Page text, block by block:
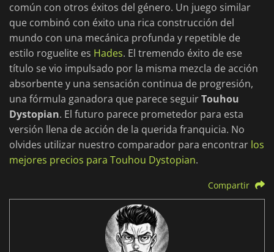
común con otros éxitos del género. Un juego similar
que combinó con éxito una rica construcción del
mundo con una mecánica profunda y repetible de
estilo roguelite es Hades. El tremendo éxito de ese
título se vio impulsado por la misma mezcla de acción
absorbente y una sensación continua de progresión,
una fórmula ganadora que parece seguirTouhou
Dystopian. El futuro parece prometedor para esta
versión llena de acción de la querida franquicia. No
olvides utilizar nuestro comparador para encontrar los
mejores precios para Touhou Dystopian.
Compartir